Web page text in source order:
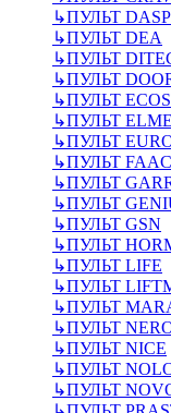
↳ПУЛЬТ
↳ПУЛЬТ DEA
↳ПУЛЬТ
↳ПУЛЬТ
↳ПУЛЬТ
↳ПУЛЬТ
↳ПУЛЬТ
↳ПУЛЬТ FAAC
↳ПУЛЬТ
↳ПУЛЬТ
↳ПУЛЬТ GSN
↳ПУЛЬТ
↳ПУЛЬТ LIFE
↳ПУЛЬТ
↳ПУЛЬТ
↳ПУЛЬТ
↳ПУЛЬТ NICE
↳ПУЛЬТ
↳ПУЛЬТ